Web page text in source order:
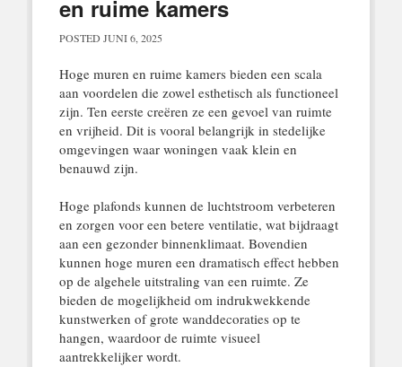
en ruime kamers
POSTED JUNI 6, 2025
Hoge muren en ruime kamers bieden een scala
aan voordelen die zowel esthetisch als functioneel
zijn. Ten eerste creëren ze een gevoel van ruimte
en vrijheid. Dit is vooral belangrijk in stedelijke
omgevingen waar woningen vaak klein en
benauwd zijn.
Hoge plafonds kunnen de luchtstroom verbeteren
en zorgen voor een betere ventilatie, wat bijdraagt
aan een gezonder binnenklimaat. Bovendien
kunnen hoge muren een dramatisch effect hebben
op de algehele uitstraling van een ruimte. Ze
bieden de mogelijkheid om indrukwekkende
kunstwerken of grote wanddecoraties op te
hangen, waardoor de ruimte visueel
aantrekkelijker wordt.